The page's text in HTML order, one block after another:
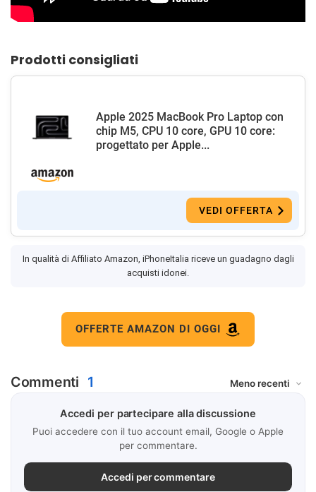
Prodotti consigliati
Apple 2025 MacBook Pro Laptop con
chip M5, CPU 10 core, GPU 10 core:
progettato per Apple...
VEDI OFFERTA
In qualità di Affiliato Amazon, iPhoneItalia riceve un guadagno dagli
acquisti idonei.
OFFERTE AMAZON DI OGGI
Commenti 1
Accedi per partecipare alla discussione
Puoi accedere con il tuo account email, Google o Apple
per commentare.
Accedi per commentare